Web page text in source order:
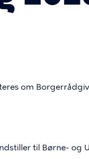
om
til Børne- og